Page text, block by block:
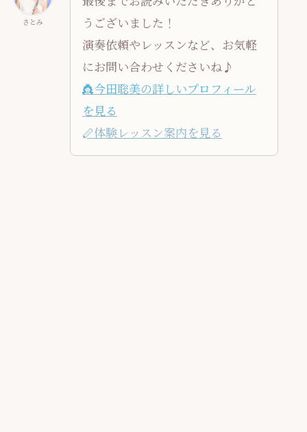
さとみ
うございました！
演奏依頼やレッスンなど、お気軽
にお問い合わせくださいね♪
👸今田聡美の詳しいプロフィール
を見る
🪈体験レッスン案内を見る